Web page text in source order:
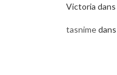
Victoria dans
tasnimedans